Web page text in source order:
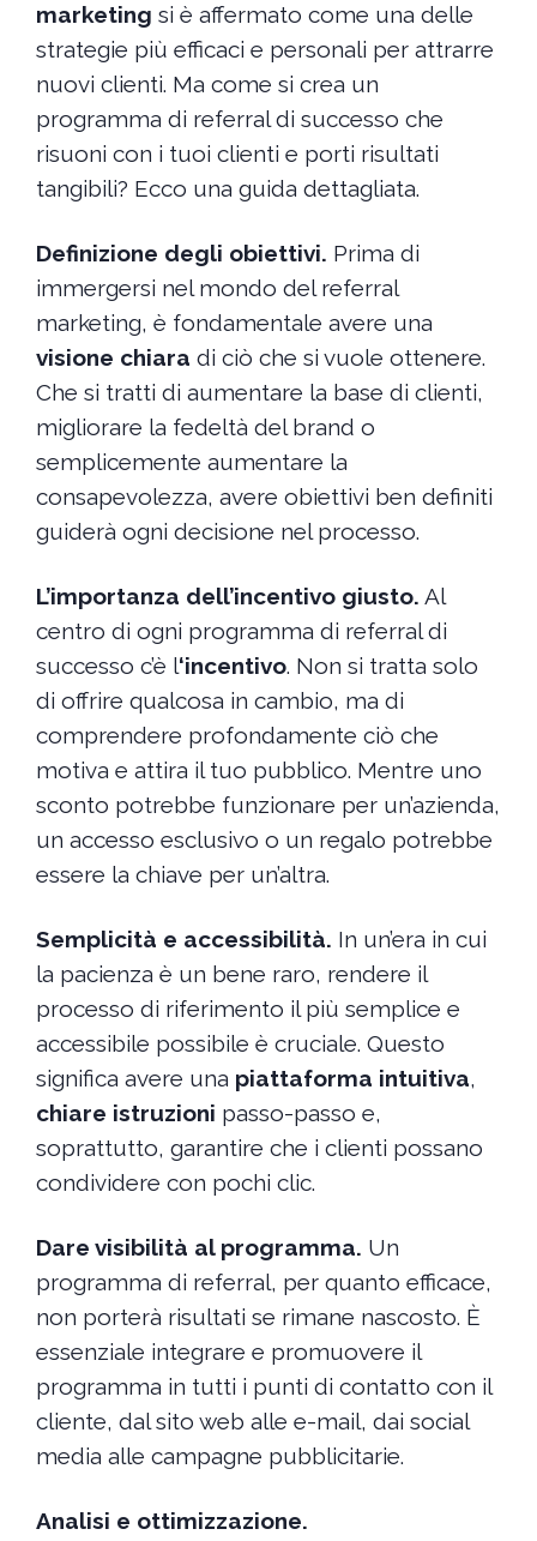
marketing si è affermato come una delle
strategie più efficaci e personali per attrarre
nuovi clienti. Ma come si crea un
programma di referral di successo che
risuoni con i tuoi clienti e porti risultati
tangibili? Ecco una guida dettagliata.
Definizione degli obiettivi. Prima di
immergersi nel mondo del referral
marketing, è fondamentale avere una
visione chiara di ciò che si vuole ottenere.
Che si tratti di aumentare la base di clienti,
migliorare la fedeltà del brand o
semplicemente aumentare la
consapevolezza, avere obiettivi ben definiti
guiderà ogni decisione nel processo.
L’importanza dell’incentivo giusto. Al
centro di ogni programma di referral di
successo c’è l‘incentivo. Non si tratta solo
di offrire qualcosa in cambio, ma di
comprendere profondamente ciò che
motiva e attira il tuo pubblico. Mentre uno
sconto potrebbe funzionare per un’azienda,
un accesso esclusivo o un regalo potrebbe
essere la chiave per un’altra.
Semplicità e accessibilità. In un’era in cui
la pacienza è un bene raro, rendere il
processo di riferimento il più semplice e
accessibile possibile è cruciale. Questo
significa avere una piattaforma intuitiva,
chiare istruzioni passo-passo e,
soprattutto, garantire che i clienti possano
condividere con pochi clic.
Dare visibilità al programma. Un
programma di referral, per quanto efficace,
non porterà risultati se rimane nascosto. È
essenziale integrare e promuovere il
programma in tutti i punti di contatto con il
cliente, dal sito web alle e-mail, dai social
media alle campagne pubblicitarie.
Analisi e ottimizzazione.